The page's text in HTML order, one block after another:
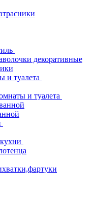
декоративные
и туалета
и туалета